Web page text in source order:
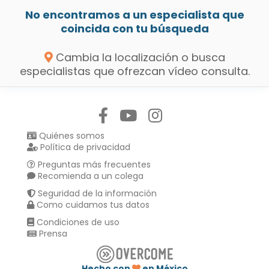
No encontramos a un especialista que
coincida con tu búsqueda
Cambia la localización o busca
especialistas que ofrezcan vídeo consulta.
Quiénes somos
Política de privacidad
Preguntas más frecuentes
Recomienda a un colega
Seguridad de la información
Como cuidamos tus datos
Condiciones de uso
Prensa